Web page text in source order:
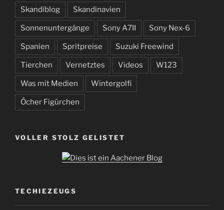
Skandiblog Skandinavien
Sonnenuntergänge Sony A7II Sony Nex-6
Spanien Spritpreise Suzuki Freewind
Tierchen Vernetztes Videos W123
Was mit Medien Wintergolfi
Öcher Figürchen
VOLLER STOLZ GELISTET
TECHIEZEUGS